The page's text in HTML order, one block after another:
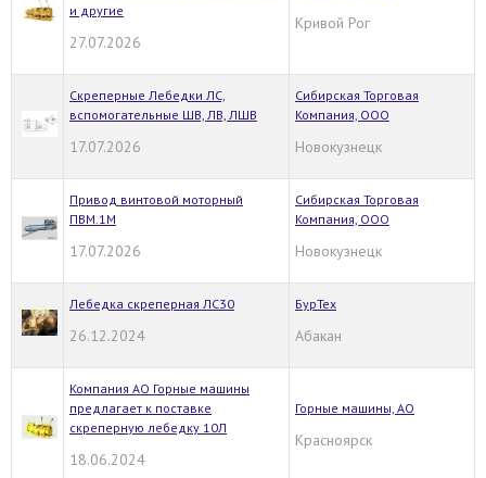
и другие
27.07.2026
Кривой Рог
Скреперные Лебедки ЛС,
вспомогательные ШВ, ЛВ, ЛШВ
17.07.2026
Сибирская Торговая
Компания, ООО
Новокузнецк
Привод винтовой моторный
ПВМ.1М
17.07.2026
Сибирская Торговая
Компания, ООО
Новокузнецк
Лебедка скреперная ЛС30
26.12.2024
БурТех
Абакан
Компания АО Горные машины
предлагает к поставке
скреперную лебедку 10Л
18.06.2024
Горные машины, АО
Красноярск